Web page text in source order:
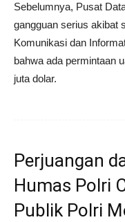
Sebelumnya, Pusat
gangguan serius akibat
Komunikasi dan
bahwa ada permintaan
juta dolar.
Perjuangan
Humas Polri
Publik Polri